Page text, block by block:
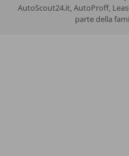
AutoScout24.it, AutoProff,
parte della